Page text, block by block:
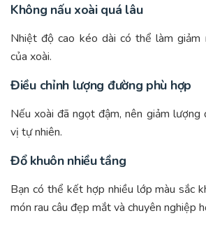
Không nấu xoài quá lâu
Nhiệt độ cao kéo dài có thể làm giảm
của xoài.
Điều chỉnh lượng đường phù hợp
Nếu xoài đã ngọt đậm, nên giảm lượng
vị tự nhiên.
Đổ khuôn nhiều tầng
Bạn có thể kết hợp nhiều lớp màu sắc
món rau câu đẹp mắt và chuyên nghiệp